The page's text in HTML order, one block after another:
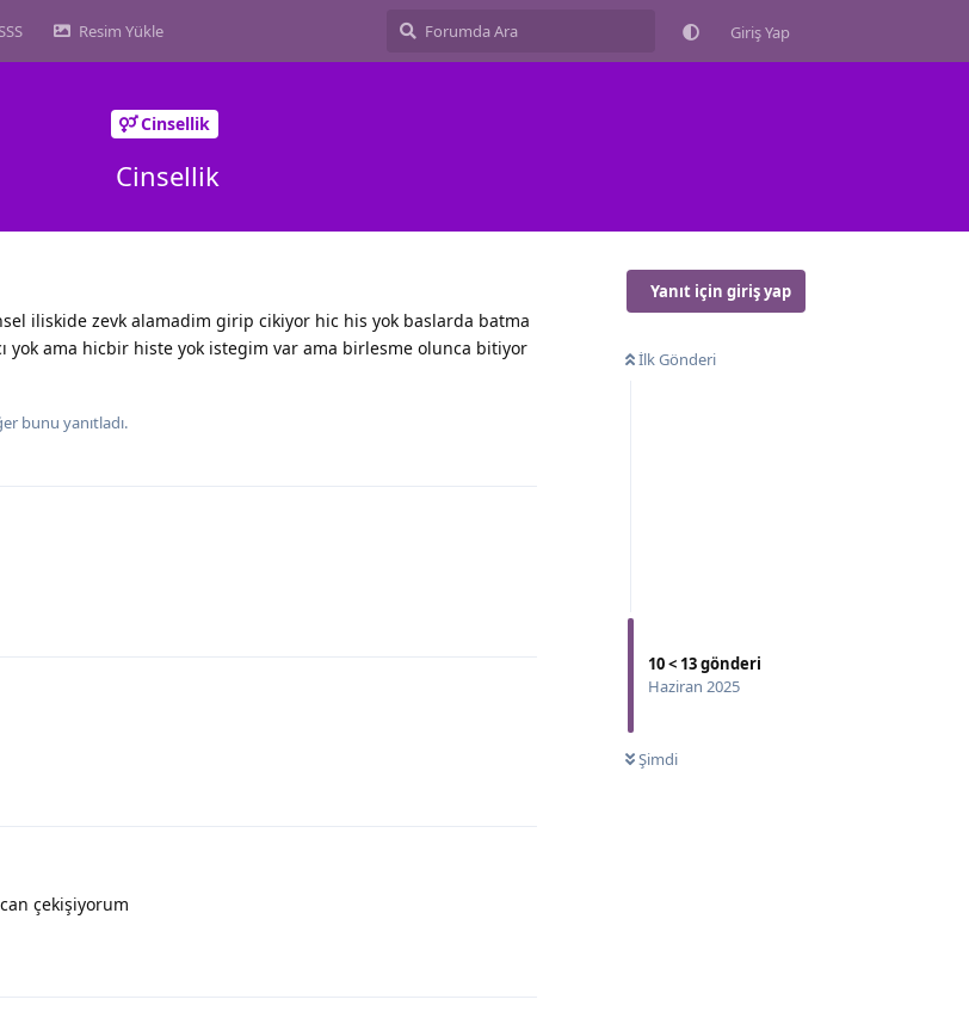
SSS Resim Yükle Giriş Yap
Cinsellik
Cinsellik
Yanıt için giriş yap
İlk Gönderi
10< 13gönderi
Haziran 2025
Şimdi
iliskide zevk alamadim girip cikiyor hic his yok baslarda batma
yok ama hicbir histe yok istegim var ama birlesme olunca bitiyor
bunu yanıtladı.
çekişiyorum